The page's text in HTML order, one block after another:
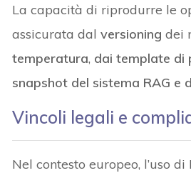
La capacità di riprodurre le
assicurata dalversioning dei
temperatura, dai template di
snapshot del sistema RAG e
Vincoli legali e
Nel contesto europeo, l’uso di